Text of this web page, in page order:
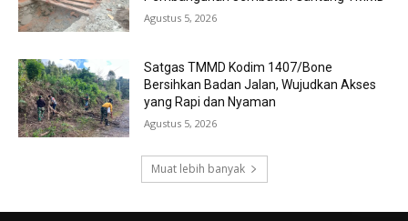
Agustus 5, 2026
Satgas TMMD Kodim 1407/Bone
Bersihkan Badan Jalan, Wujudkan Akses
yang Rapi dan Nyaman
Agustus 5, 2026
Muat lebih banyak